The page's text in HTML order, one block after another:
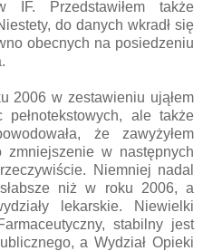
IF. Przedstawiłem także
do danych wkradł się
obecnych na posiedzeniu
2006 w zestawieniu ująłem
ale także
że zawyżyłem
w następnych
Niemniej nadal
niż w roku 2006, a
lekarskie. Niewielki
stabilny jest
a Wydział Opieki